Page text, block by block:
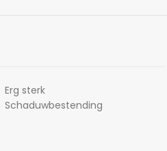
Erg sterk
Schaduwbestending